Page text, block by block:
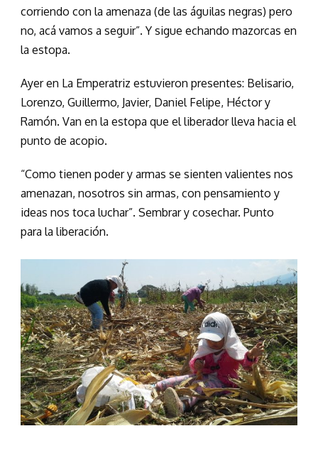
corriendo con la amenaza (de las águilas negras) pero
no, acá vamos a seguir”. Y sigue echando mazorcas en
la estopa.
Ayer en La Emperatriz estuvieron presentes: Belisario,
Lorenzo, Guillermo, Javier, Daniel Felipe, Héctor y
Ramón. Van en la estopa que el liberador lleva hacia el
punto de acopio.
“Como tienen poder y armas se sienten valientes nos
amenazan, nosotros sin armas, con pensamiento y
ideas nos toca luchar”. Sembrar y cosechar. Punto
para la liberación.